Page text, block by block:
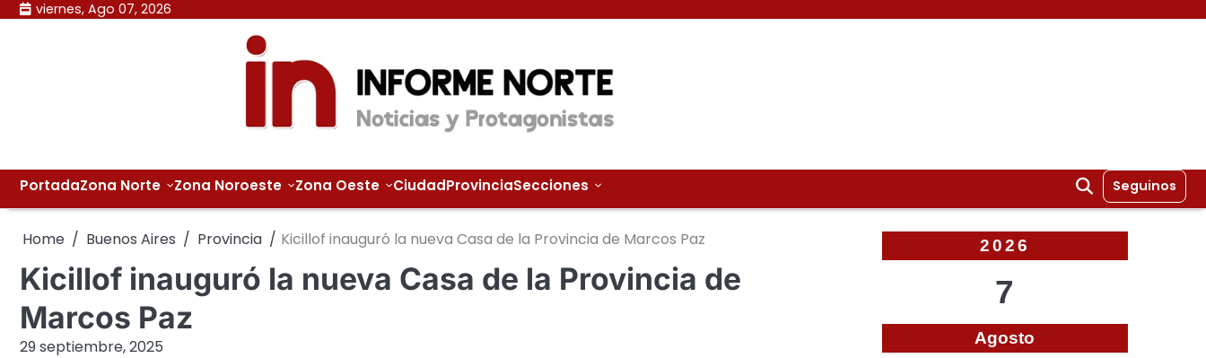
Skip viernes, Ago 07, 2026
PortadaZona Norte Zona Noroeste Zona Oeste CiudadProvinciaSecciones Seguinos
Home Buenos Aires Provincia Kicillof inauguró la nueva Casa de la Provincia de Marcos Paz
Kicillof inauguró la nueva Casa de la Provincia de
Marcos Paz
29 septiembre, 2025
2026
7
Agosto